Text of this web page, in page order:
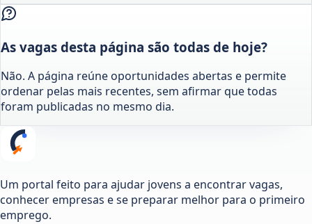
As vagas desta página são todas de hoje?
Não. A página reúne oportunidades abertas e permite
ordenar pelas mais recentes, sem afirmar que todas
foram publicadas no mesmo dia.
Um portal feito para ajudar jovens a encontrar vagas,
conhecer empresas e se preparar melhor para o primeiro
emprego.